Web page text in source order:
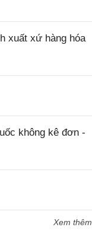
xuất xứ hàng hóa
không kê đơn -
Xem thêm